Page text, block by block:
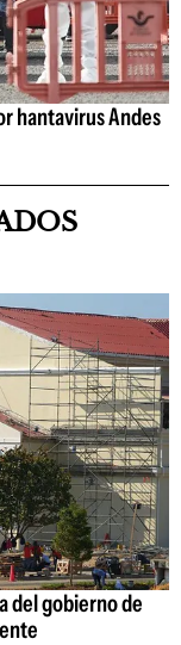
hantavirus Andes
del gobierno de